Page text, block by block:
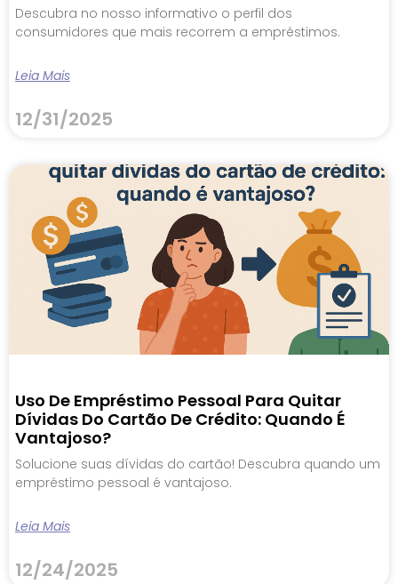
Descubra no nosso informativo o perfil dos
consumidores que mais recorrem a empréstimos.
Leia Mais
12/31/2025
Uso De Empréstimo Pessoal Para Quitar
Dívidas Do Cartão De Crédito: Quando É
Vantajoso?
Solucione suas dívidas do cartão! Descubra quando um
empréstimo pessoal é vantajoso.
Leia Mais
12/24/2025